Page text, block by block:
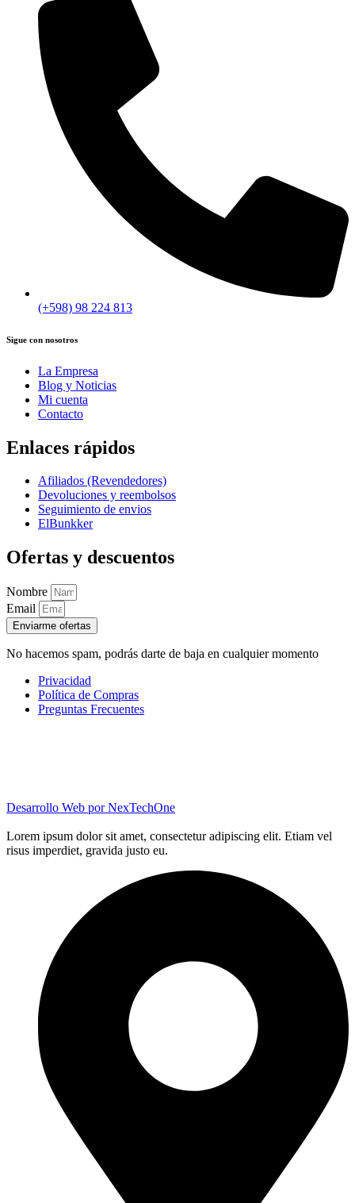
(+598) 98 224 813
Sigue con nosotros
La Empresa
Blog y Noticias
Mi cuenta
Contacto
Enlaces rápidos
Afiliados (Revendedores)
Devoluciones y reembolsos
Seguimiento de envios
ElBunkker
Ofertas y descuentos
Nombre
Email
Enviarme ofertas
No hacemos spam, podrás darte de baja en cualquier momento
Privacidad
Política de Compras
Preguntas Frecuentes
Desarrollo Web porNexTechOne
Lorem ipsum dolor sit amet, consectetur adipiscing elit. Etiam vel
risus imperdiet, gravida justo eu.